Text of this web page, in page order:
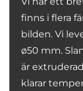
finns i flera
bilden. Vi
ø50 mm.
är
klarar